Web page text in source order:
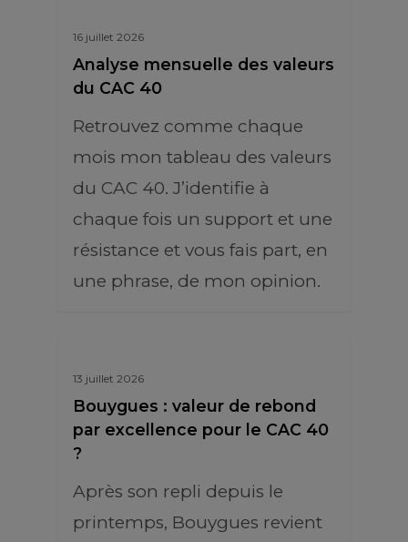
16 juillet 2026
Analyse mensuelle des valeurs
du CAC 40
Retrouvez comme chaque
mois mon tableau des valeurs
du CAC 40. J’identifie à
chaque fois un support et une
résistance et vous fais part, en
une phrase, de mon opinion.
13 juillet 2026
Bouygues : valeur de rebond
par excellence pour le CAC 40
?
Après son repli depuis le
printemps, Bouygues revient